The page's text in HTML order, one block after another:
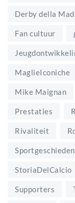
Derby della
Fan cultuur
MaglieIconiche
Mike Maignan
Prestaties
Rivaliteit
StoriaDelCalcio
Supporters